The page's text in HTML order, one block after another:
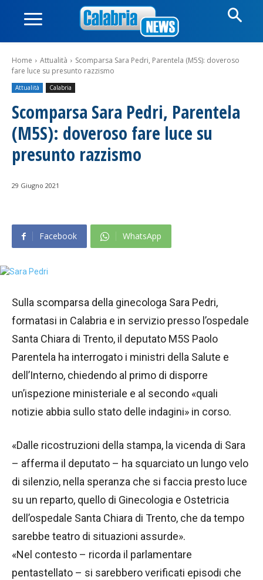
Home Attualità
Scomparsa Sara Pedri, Parentela (M5S): doveroso
fare luce su presunto razzismo
Attualità Calabria
Scomparsa Sara Pedri, Parentela
(M5S): doveroso fare luce su
presunto razzismo
29 Giugno 2021
Facebook WhatsApp
Sulla scomparsa della ginecologa Sara Pedri,
formatasi in Calabria e in servizio presso l’ospedale
Santa Chiara di Trento, il deputato M5S Paolo
Parentela ha interrogato i ministri della Salute e
dell’Interno, chiedendo al primo di disporre
un’ispezione ministeriale e al secondo «quali
notizie abbia sullo stato delle indagini» in corso.
«Dalle ricostruzioni della stampa, la vicenda di Sara
– afferma il deputato – ha squarciato un lungo velo
di silenzio, nella speranza che si faccia presto luce
su un reparto, quello di Ginecologia e Ostetricia
dell’ospedale Santa Chiara di Trento, che da tempo
sarebbe teatro di situazioni assurde».
«Nel contesto – ricorda il parlamentare
pentastellato – si sarebbero verificati episodi che